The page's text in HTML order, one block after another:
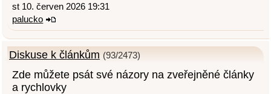
st 10. červen 2026 19:31
palucko
Diskuse k článkům (93/2473)
Zde můžete psát své názory na zveřejněné články
a rychlovky